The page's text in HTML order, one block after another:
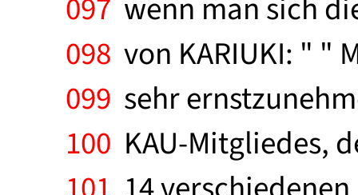
097 wenn man sich
098 von KARIUKI: " "
099 sehr
100 KAU-Mitgliedes,